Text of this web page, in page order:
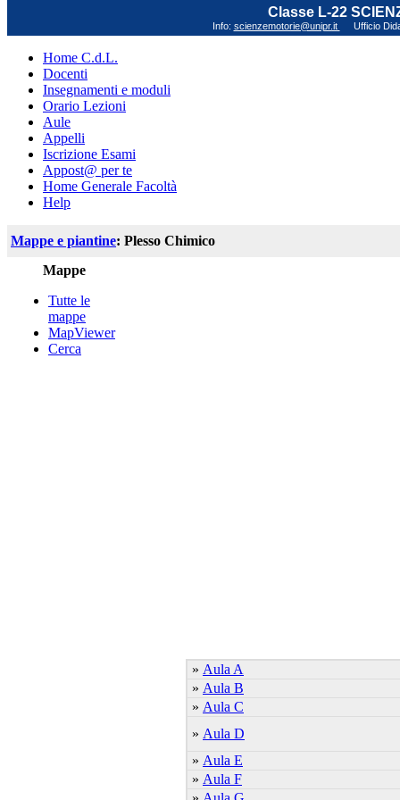
Classe L-22
Info: scienzemotorie@unipr.it Ufficio
Home C.d.L.
Docenti
Insegnamenti e moduli
Orario Lezioni
Aule
Appelli
Iscrizione Esami
Appost@ per te
Home Generale Facoltà
Help
Mappe e piantine: Plesso Chimico
Mappe
Tutte le
mappe
MapViewer
Cerca
» Aula A
» Aula B
» Aula C
» Aula D
» Aula E
» Aula F